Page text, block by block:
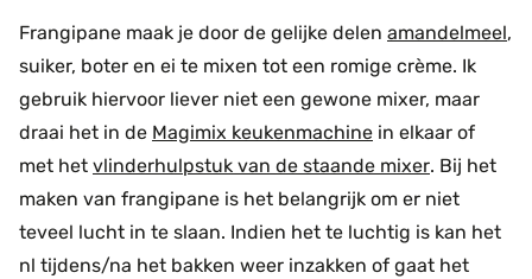
Frangipane maak je door de gelijke delen amandelmeel,
suiker, boter en ei te mixen tot een romige crème. Ik
gebruik hiervoor liever niet een gewone mixer, maar
draai het in de Magimix keukenmachine in elkaar of
met het vlinderhulpstuk van de staande mixer. Bij het
maken van frangipane is het belangrijk om er niet
teveel lucht in te slaan. Indien het te luchtig is kan het
nl tijdens/na het bakken weer inzakken of gaat het